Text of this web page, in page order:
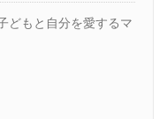
どもと自分を愛するマ